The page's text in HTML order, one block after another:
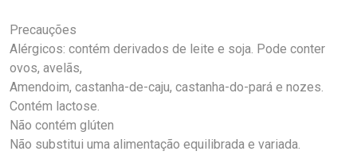
Precauções
Alérgicos: contém derivados de leite e soja. Pode conter
ovos, avelãs,
Amendoim, castanha-de-caju, castanha-do-pará e nozes.
Contém lactose.
Não contém glúten
Não substitui uma alimentação equilibrada e variada.